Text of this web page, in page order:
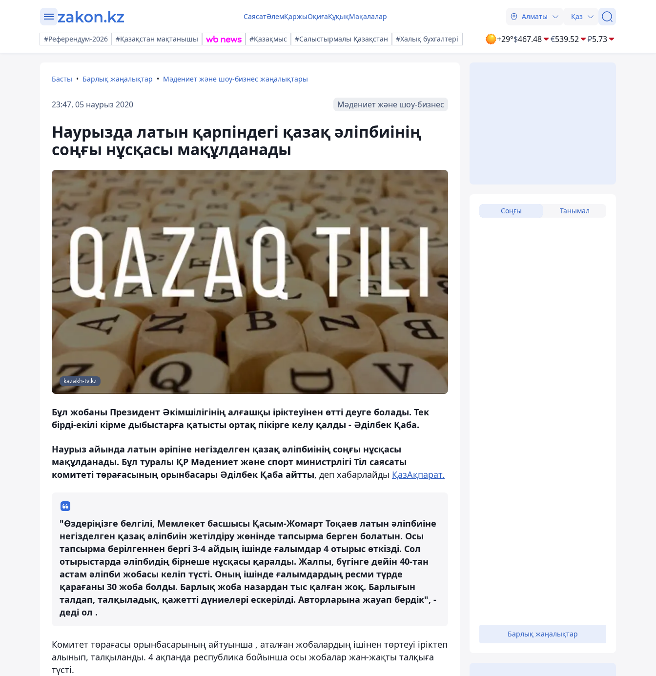
СаясатӘлемҚаржыОқиғаҚұқықМақалалар Алматы Қаз
#Референдум-2026 #Қазақстан мақтанышы #Қазақмыс #Салыстырмалы Қазақстан #Халық бухгалтері +29°$467.48 €539.52 ₽5.73
Басты Барлық жаңалықтар Мәдениет және шоу-бизнес жаңалықтары
23:47, 05 наурыз 2020 Мәдениет және шоу-бизнес
Наурызда латын қарпіндегі қазақ әліпбиінің
соңғы нұсқасы мақұлданады
kazakh-tv.kz
Бұл жобаны Президент Әкімшілігінің алғашқы іріктеуінен өтті деуге болады. Тек
бірді-екілі кірме дыбыстарға қатысты ортақ пікірге келу қалды - Әділбек Қаба.
Наурыз айында латын әріпіне негізделген қазақ әліпбиінің соңғы нұсқасы
мақұлданады. Бұл туралы ҚР Мәдениет және спорт министрлігі Тіл саясаты
комитеті төрағасының орынбасары Әділбек Қаба айтты, деп хабарлайды ҚазАқпарат.
"Өздеріңізге белгілі, Мемлекет басшысы Қасым-Жомарт Тоқаев латын әліпбиіне
негізделген қазақ әліпбиін жетілдіру жөнінде тапсырма берген болатын. Осы
тапсырма берілгеннен бергі 3-4 айдың ішінде ғалымдар 4 отырыс өткізді. Сол
отырыстарда әліпбидің бірнеше нұсқасы қаралды. Жалпы, бүгінге дейін 40-тан
астам әліпби жобасы келіп түсті. Оның ішінде ғалымдардың ресми түрде
қарағаны 30 жоба болды. Барлық жоба назардан тыс қалған жоқ. Барлығын
талдап, талқыладық, қажетті дүниелері ескерілді. Авторларына жауап бердік", -
деді ол .
Комитет төрағасы орынбасарының айтуынша , аталған жобалардың ішінен төртеуі іріктеп
алынып, талқыланды. 4 ақпанда республика бойынша осы жобалар жан-жақты талқыға
түсті.
Соңғы Танымал
Барлық жаңалықтар